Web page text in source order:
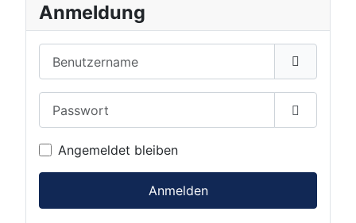
Anmeldung
Passwort
Angemeldet bleiben
Anmelden